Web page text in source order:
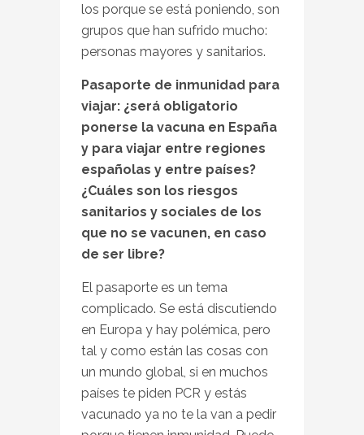
los porque se está poniendo, son
grupos que han sufrido mucho:
personas mayores y sanitarios.
Pasaporte de inmunidad para
viajar: ¿será obligatorio
ponerse la vacuna en España
y para viajar entre regiones
españolas y entre países?
¿Cuáles son los riesgos
sanitarios y sociales de los
que no se vacunen, en caso
de ser libre?
El pasaporte es un tema
complicado. Se está discutiendo
en Europa y hay polémica, pero
tal y como están las cosas con
un mundo global, si en muchos
países te piden PCR y estás
vacunado ya no te la van a pedir